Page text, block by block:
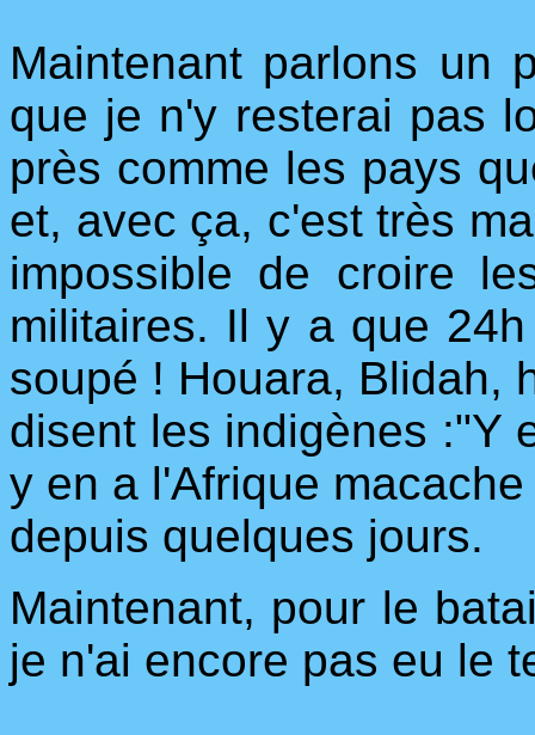
Maintenant parlons un
que je n'y resterai pas
près comme les pays
et, avec ça, c'est très
impossible de croire
militaires. Il y a que
soupé ! Houara, Blidah,
disent les indigènes :"Y
y en a l'Afrique
depuis quelques jours.
Maintenant, pour le
je n'ai encore pas eu le